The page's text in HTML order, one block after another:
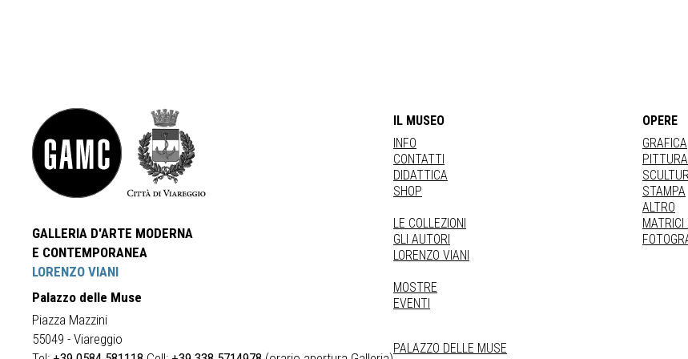
GALLERIA D'ARTE MODERNA
E CONTEMPORANEA
LORENZO VIANI
Palazzo delle Muse
Piazza Mazzini
55049 - Viareggio
IL MUSEO
INFO
CONTATTI
DIDATTICA
SHOP
LE COLLEZIONI
GLI AUTORI
LORENZO VIANI
MOSTRE
EVENTI
PALAZZO DELLE MUSE
OPERE
GRAFICA
PITTURA
STAMPA
ALTRO
MATRICI